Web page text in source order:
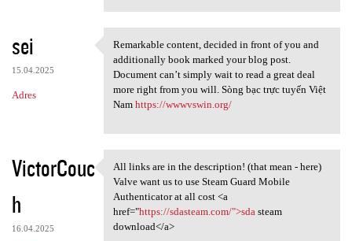
sei
15.04.2025
Adres
Remarkable content, decided
Remarkable content, decided in front of you and
additionally book marked your blog post.
Document can’t simply wait to read a great deal
more right from you will. Sòng bạc trực tuyến Việt
Nam https://wwwvswin.org/
VictorCouc
h
16.04.2025
All links are in the
All links are in the description! (that mean - here)
Valve want us to use Steam Guard Mobile
Authenticator at all cost <a
href="https://sdasteam.com/">sda steam
download</a>